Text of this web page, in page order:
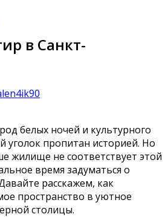
в Санкт-
белых ночей и культурного
уголок пропитан историей. Но
жилище не соответствует этой
время задуматься о
расскажем, как
пространство в уютное
столицы.